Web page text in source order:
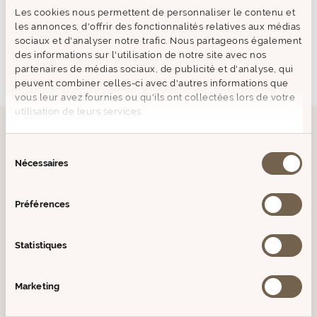
Les cookies nous permettent de personnaliser le contenu et
les annonces, d'offrir des fonctionnalités relatives aux médias
sociaux et d'analyser notre trafic. Nous partageons également
des informations sur l'utilisation de notre site avec nos
partenaires de médias sociaux, de publicité et d'analyse, qui
peuvent combiner celles-ci avec d'autres informations que
vous leur avez fournies ou qu'ils ont collectées lors de votre
utilisation de leurs services.
duNécessaires
Préférences
Statistiques
Marketing
PRODUITS SIMILAIRES
Prix
de
vente
Epuisé
Prix
de
vente
PIN DE PROVENCE
Parfum pour Bouquet Pin de
de la Forêt Méditerranéenne